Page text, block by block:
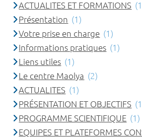
ACTUALITES ET FORMATIONS
Présentation (1)
Votre prise en charge (1)
Informations pratiques (1)
Liens utiles (1)
Le centre Maolya (2)
ACTUALITES (1)
PRÉSENTATION ET OBJECTIFS
PROGRAMME SCIENTIFIQUE (1)
EQUIPES ET PLATEFORMES